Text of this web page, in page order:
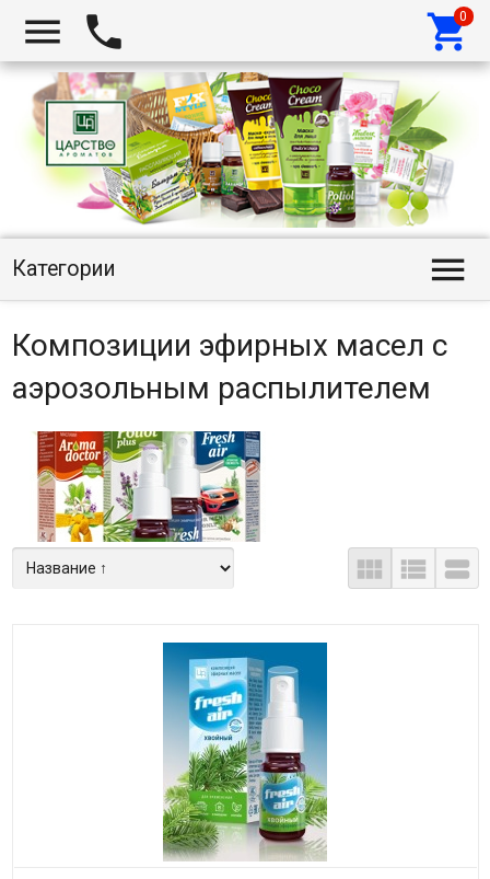
  
Категории 
Композиции эфирных масел с
аэрозольным распылителем
  